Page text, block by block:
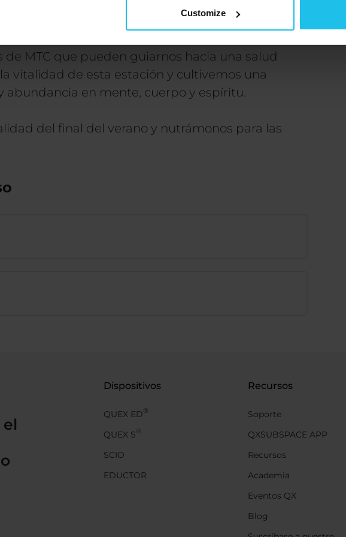
Customize
el poder nutritivo de los alimentos de finales
de MTC que pueden guiarnos hacia una salud
vitalidad de esta estación y cultivemos una
abundancia en mente, cuerpo y espíritu.
del final del verano y nutrámonos para las
Dispositivos
QUEX ED®
QUEX S®
SCIO
EDUCTOR
Recursos
Soporte
QXSUBSPACE APP
Recursos
Academia
Eventos QX
Blog